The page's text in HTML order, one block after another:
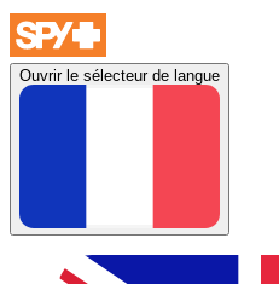
Ouvrir le sélecteur de langue